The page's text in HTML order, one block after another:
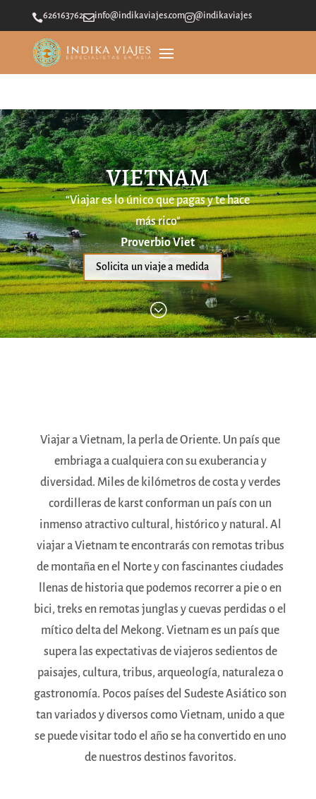
626163762info@indikaviajes.com@indikaviajes
VIETNAM
“Viajar es lo único que pagas y te hace
más rico"
Proverbio Viet
Solicita un viaje a medida
;
Viajar a Vietnam, la perla de Oriente. Un país que
embriaga a cualquiera con su exuberancia y
diversidad. Miles de kilómetros de costa y verdes
cordilleras de karst conforman un país con un
inmenso atractivo cultural, histórico y natural. Al
viajar a Vietnam te encontrarás con remotas tribus
de montaña en el Norte y con fascinantes ciudades
llenas de historia que podemos recorrer a pie o en
bici, treks en remotas junglas y cuevas perdidas o el
mítico delta del Mekong. Vietnam es un país que
supera las expectativas de viajeros sedientos de
paisajes, cultura, tribus, arqueología, naturaleza o
gastronomía. Pocos países del Sudeste Asiático son
tan variados y diversos como Vietnam, unido a que
se puede visitar todo el año se ha convertido en uno
de nuestros destinos favoritos.